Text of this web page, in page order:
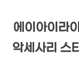
에이아이라
악세사리 스